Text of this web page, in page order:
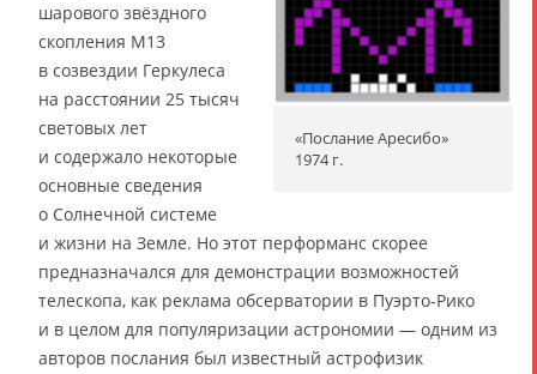
«Послание Аресибо»
1974 г.
шарового звёздного
скопления M13
в созвездии Геркулеса
на расстоянии 25 тысяч
световых лет
и содержало некоторые
основные сведения
о Солнечной системе
и жизни на Земле. Но этот перформанс скорее
предназначался для демонстрации возможностей
телескопа, как реклама обсерватории в Пуэрто-Рико
и в целом для популяризации астрономии — одним из
авторов послания был известный астрофизик